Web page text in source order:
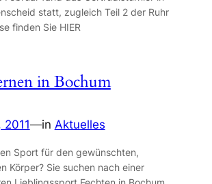
statt, zugleich Teil 2 der Ruhr
finden Sie HIER
in Bochum
2011—in Aktuelles
Sport für den gewünschten,
Körper? Sie suchen nach einer